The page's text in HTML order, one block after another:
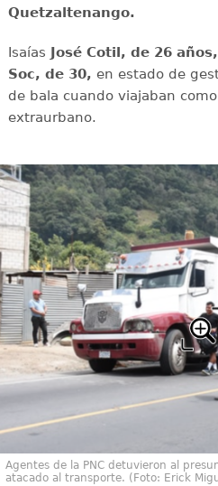
Quetzaltenango.
Isaías José Cotil, de 26
Soc, de 30, en estado de
de bala cuando viajaban
extraurbano.
Agentes de la PNC detuvieron al
atacado al transporte. (Foto: Erick